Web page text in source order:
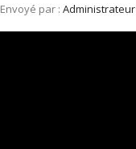
Envoyé par : Administrateur